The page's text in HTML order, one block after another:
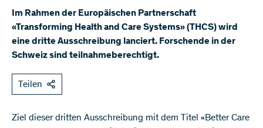
Im Rahmen der Europäischen Partnerschaft
«Transforming Health and Care Systems» (THCS) wird
eine dritte Ausschreibung lanciert. Forschende in der
Schweiz sind teilnahmeberechtigt.
Teilen
Ziel dieser dritten Ausschreibung mit dem Titel «Better Care